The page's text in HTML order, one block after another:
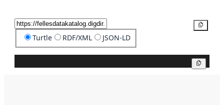
Turtle RDF/XML JSON-LD